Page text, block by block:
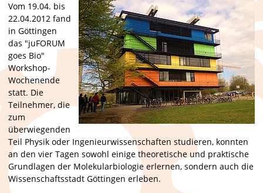
Vom 19.04. bis
22.04.2012 fand
in Göttingen
das "juFORUM
goes Bio"
Workshop-
Wochenende
statt. Die
Teilnehmer, die
zum
überwiegenden
Teil Physik oder Ingenieurwissenschaften studieren, konnten
an den vier Tagen sowohl einige theoretische und praktische
Grundlagen der Molekularbiologie erlernen, sondern auch die
Wissenschaftsstadt Göttingen erleben.